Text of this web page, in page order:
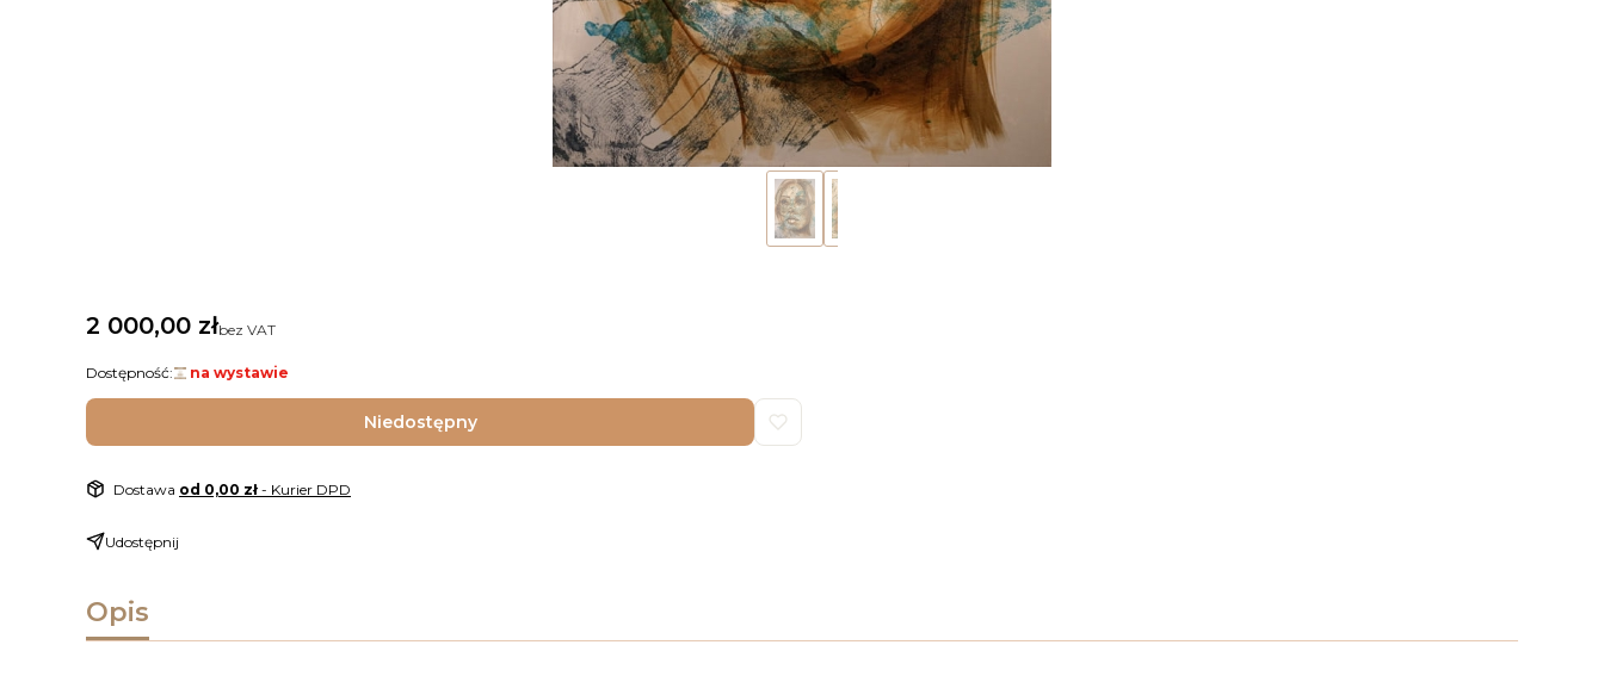
Cena
2 000,00 złbez VAT
Dostępność: na wystawie
Niedostępny
Dostawa od 0,00 zł - Kurier DPD
Udostępnij
Opis